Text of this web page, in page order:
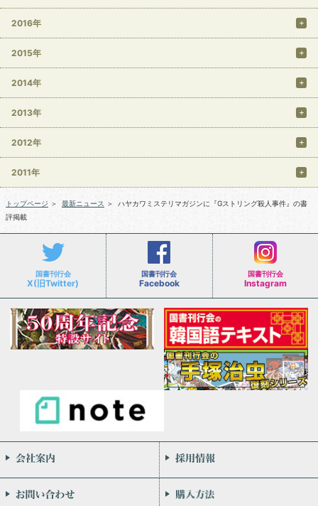
2016年
2015年
2014年
2013年
2012年
2011年
トップページ ＞ 最新ニュース ＞
ハヤカワミステリマガジンに『Gストリング殺人事件』の書
評掲載
国書刊行会
X(旧Twitter)
国書刊行会
Facebook
国書刊行会
Instagram
会社案内
お問い合わせ